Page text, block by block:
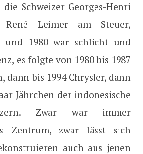
die Schweizer Georges-Henri
René Leimer am Steuer,
und 1980 war schlicht und
es folgte von 1980 bis 1987
dann bis 1994 Chrysler, dann
Jährchen der indonesische
Zwar war immer
Zentrum, zwar lässt sich
auch aus jenen